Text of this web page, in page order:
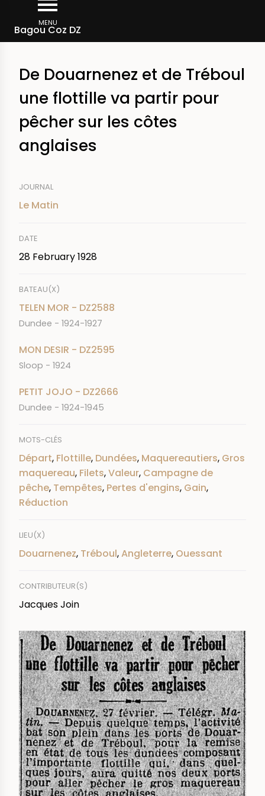
main
MENU
Bagou Coz DZ
Breadcrumb
De Douarnenez et de Tréboul
une flottille va partir pour
pêcher sur les côtes
anglaises
JOURNAL
Le Matin
DATE
28 February 1928
BATEAU(X)
TELEN MOR - DZ2588
Dundee - 1924-1927
MON DESIR - DZ2595
Sloop - 1924
PETIT JOJO - DZ2666
Dundee - 1924-1945
MOTS-CLÉS
Départ, Flottille, Dundées, Maquereautiers, Gros
maquereau, Filets,Valeur, Campagne de
pêche, Tempêtes, Pertes d'engins, Gain,
Réduction
LIEU(X)
Douarnenez, Tréboul,Angleterre, Ouessant
CONTRIBUTEUR(S)
Jacques Join
IMAGE